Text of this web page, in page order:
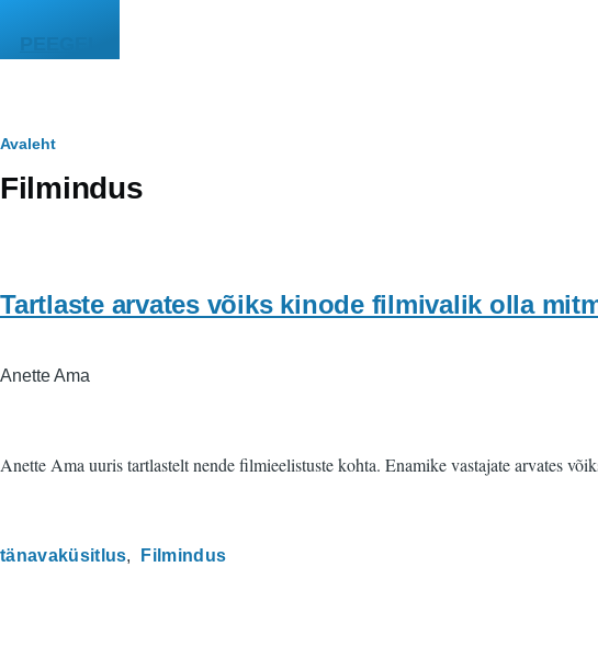
PEEGEL
Leivapuru
Avaleht
Filmindus
Tartlaste arvates võiks kinode filmivalik olla
Anette Ama
Anette Ama uuris tartlastelt nende filmieelistuste kohta. Enamike vastajate arvates
tänavaküsitlus Filmindus